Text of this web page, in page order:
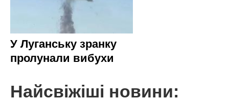
У Луганську зранку
пролунали вибухи
Найсвіжіші новини: